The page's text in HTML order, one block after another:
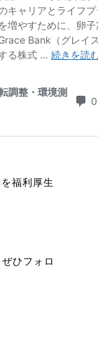
福利厚生
ひフォロ